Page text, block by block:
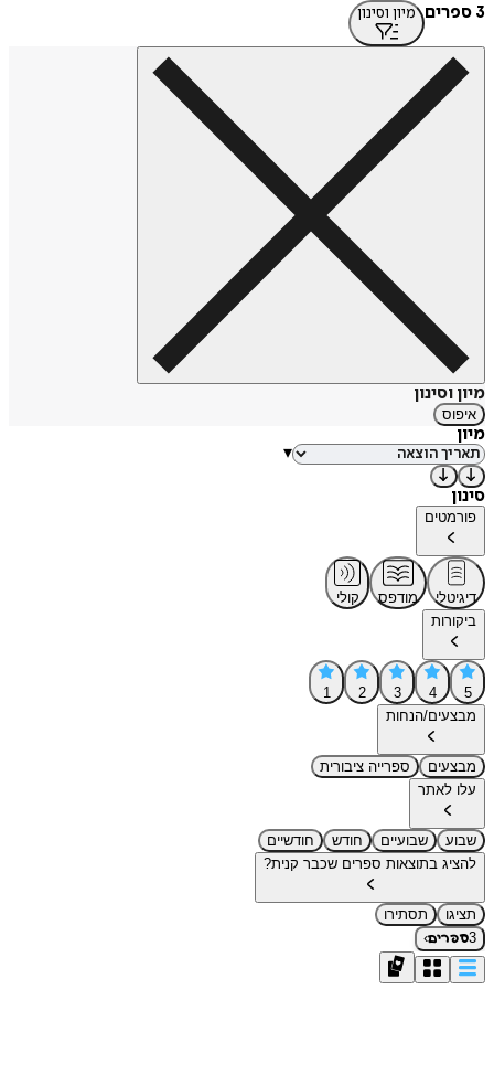
3 ספרים
מיון וסינון
מיון וסינון
איפוס
מיון
▾
סינון
פורמטים
דיגיטלי מודפס
קולי
ביקורות
5
4
3
2
1
מבצעים/הנחות
מבצעים
ספרייה ציבורית
עלו לאתר
שבוע שבועיים חודש
חודשיים
להציג בתוצאות ספרים שכבר קנית?
תציגו
תסתירו
3ספרים›